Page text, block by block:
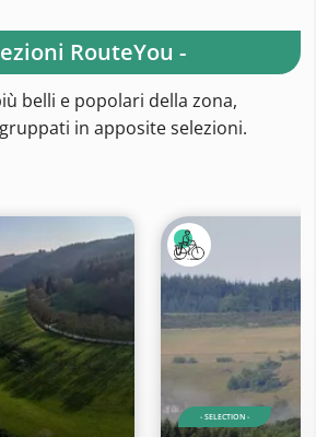
RouteYou -
belli e popolari della zona,
in apposite selezioni.
- SELECTION -